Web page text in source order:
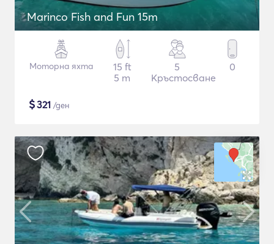
Marinco Fish and Fun 15m
Моторна яхта
15 ft
5 m
5
Кръстосване
0
$321 /ден